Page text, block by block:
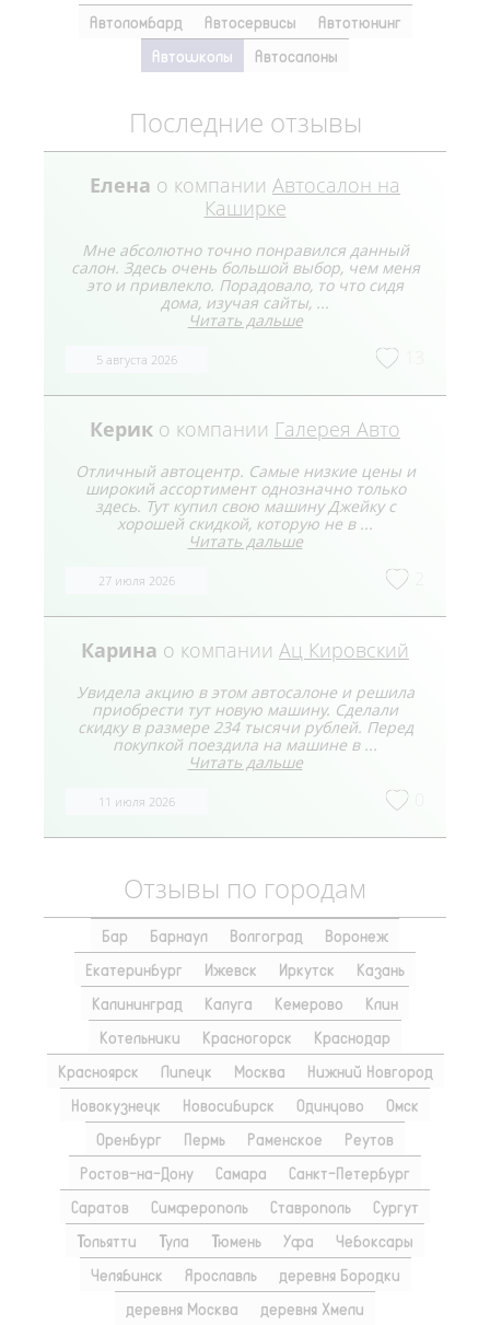
Автоломбард Автосервисы
Автотюнинг
Автошколы
Автосалоны
Последние отзывы
Елена о компании Автосалон на
Каширке
Мне абсолютно точно понравился данный
салон. Здесь очень большой выбор, чем меня
это и привлекло. Порадовало, то что сидя
дома, изучая сайты, ...
Читать дальше
5 августа 2026
Керик о компании Галерея Авто
Отличный автоцентр. Самые низкие цены и
широкий ассортимент однозначно только
здесь. Тут купил свою машину Джейку с
хорошей скидкой, которую не в ...
Читать дальше
27 июля 2026
Карина о компании Ац Кировский
Увидела акцию в этом автосалоне и решила
приобрести тут новую машину. Сделали
скидку в размере 234 тысячи рублей. Перед
покупкой поездила на машине в ...
Читать дальше
11 июля 2026
Отзывы по городам
Бар Барнаул Волгоград
Воронеж
Екатеринбург
Ижевск Иркутск
Казань
Калининград
Калуга Кемерово
Клин
Котельники
Красногорск
Краснодар
Красноярск
Липецк Москва
Нижний Новгород
Новокузнецк
Новосибирск Одинцово
Омск
Оренбург
Пермь Раменское
Реутов
Ростов-на-Дону
Самара
Санкт-Петербург
Саратов
Симферополь Ставрополь
Сургут
Тольятти
Тула Тюмень Уфа
Чебоксары
Челябинск
Ярославль
деревня Бородки
деревня Москва
деревня Хмели